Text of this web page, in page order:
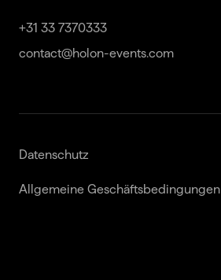
+31 33 7370333
contact@holon-events.com
Datenschutz
Allgemeine Geschäftsbedingungen